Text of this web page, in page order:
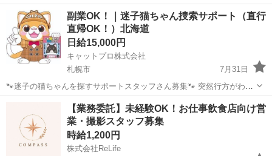
トではなく、腰を据えて長く働きたい方、大歓迎です。未経験からで
も安心してスタートできます。 未経験者歓迎 「現場仕事は大変そ
う…」 そう思われた方もいるかもし...
北海道 札幌市 その他 髪型
副業OK！｜迷子猫ちゃん捜索サポート（直行
直帰OK！）北海道
日給15,000円
キャットプロ株式会社
札幌市
7月31日
🐾迷子の猫ちゃんを探すサポートスタッフさん募集🐾 突然行方がわか
らなくなってしまった猫ちゃんが、 再び飼い主さんのもとへ帰れるよ
うお手伝いするお仕事です🐱 猫ちゃんが見つかり、 飼い主さんから
「本当にありがと...
その他 スタッフ
【業務委託】未経験OK！お仕事飲食店向け営
業・撮影スタッフ募集
時給1,200円
株式会社ReLife